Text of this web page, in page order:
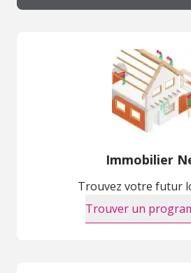
Immobilier
Trouvez votre futur
Trouver un